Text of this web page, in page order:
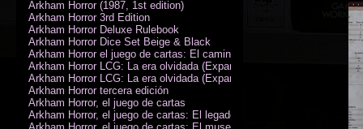
Arkham Horror (1987, 1st edition)
Arkham Horror 3rd Edition
Arkham Horror Deluxe Rulebook
Arkham Horror Dice Set Beige & Black
Arkham Horror el juego de cartas: El camino a Carcosa - Exp.
Arkham Horror LCG: La era olvidada (Expansión de campaña)
Arkham Horror LCG: La era olvidada (Expansión de investigadores)
Arkham Horror tercera edición
Arkham Horror, el juego de cartas
Arkham Horror, el juego de cartas: El legado de Dunwich expansión